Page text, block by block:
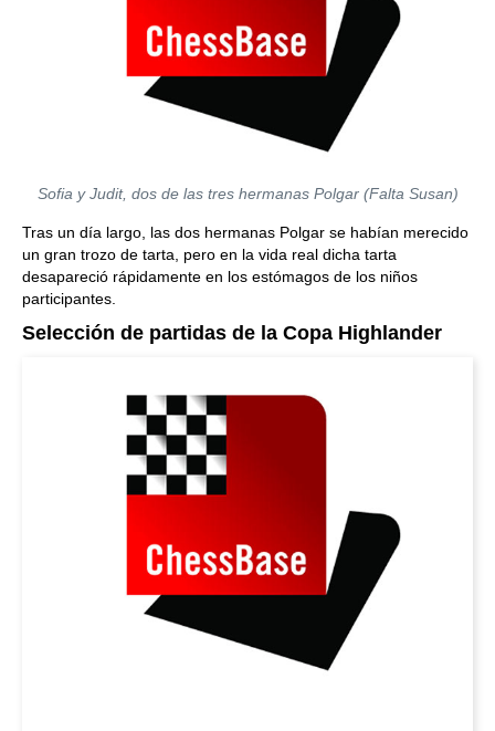
Sofia y Judit, dos de las tres hermanas Polgar (Falta Susan)
Tras un día largo, las dos hermanas Polgar se habían merecido
un gran trozo de tarta, pero en la vida real dicha tarta
desapareció rápidamente en los estómagos de los niños
participantes.
Selección de partidas de la Copa Highlander